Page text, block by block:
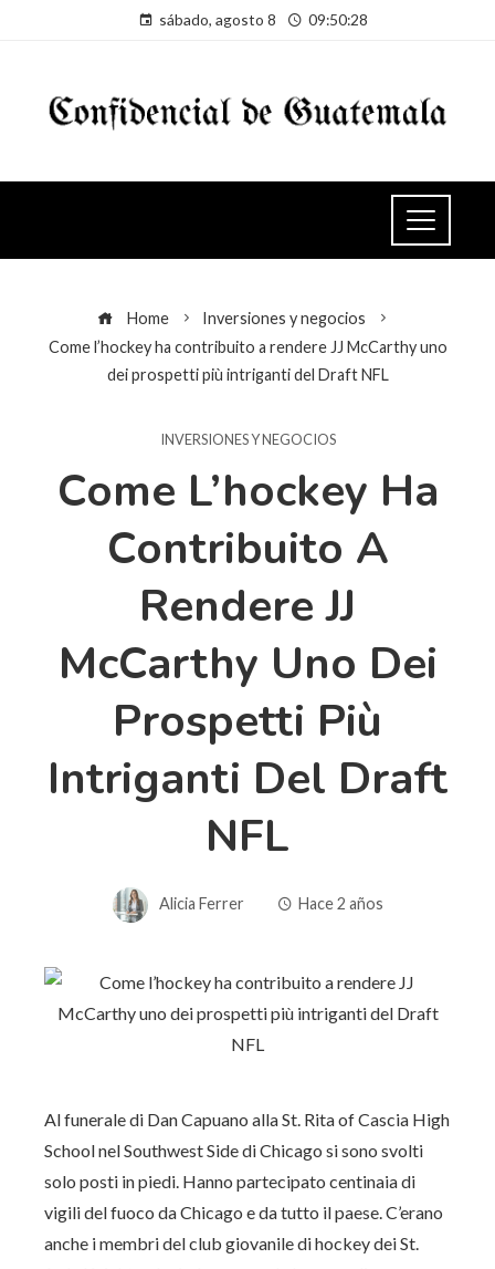
sábado, agosto 8 09:50:29
Home
Inversiones y negocios
Come l’hockey ha contribuito a rendere JJ McCarthy uno
dei prospetti più intriganti del Draft NFL
INVERSIONES Y NEGOCIOS
Come L’hockey Ha
Contribuito A
Rendere JJ
McCarthy Uno Dei
Prospetti Più
Intriganti Del Draft
NFL
Alicia Ferrer Hace 2 años
Al funerale di Dan Capuano alla St. Rita of Cascia High
School nel Southwest Side di Chicago si sono svolti
solo posti in piedi. Hanno partecipato centinaia di
vigili del fuoco da Chicago e da tutto il paese. C’erano
anche i membri del club giovanile di hockey dei St.